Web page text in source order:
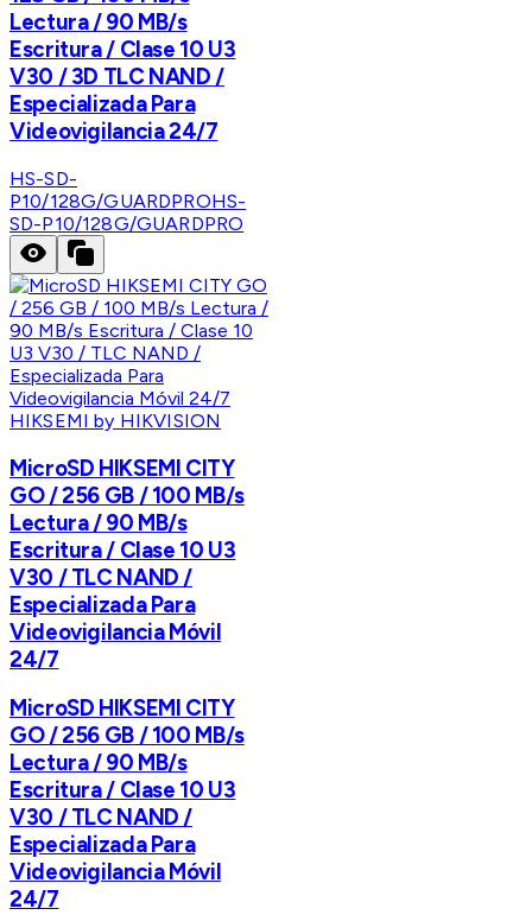
Lectura / 90 MB/s
Escritura / Clase 10 U3
V30 / 3D TLC NAND /
Especializada Para
Videovigilancia 24/7
HS-SD-
P10/128G/GUARDPROHS-
SD-P10/128G/GUARDPRO
HIKSEMI by HIKVISION
MicroSD HIKSEMI CITY
GO / 256 GB / 100 MB/s
Lectura / 90 MB/s
Escritura / Clase 10 U3
V30 / TLC NAND /
Especializada Para
Videovigilancia Móvil
24/7
MicroSD HIKSEMI CITY
GO / 256 GB / 100 MB/s
Lectura / 90 MB/s
Escritura / Clase 10 U3
V30 / TLC NAND /
Especializada Para
Videovigilancia Móvil
24/7